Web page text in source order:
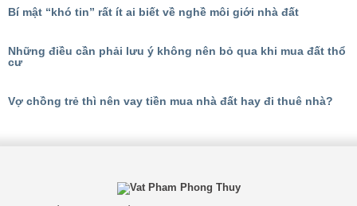
Bí mật “khó tin” rất ít ai biết về nghề môi giới nhà đất
Những điều cần phải lưu ý không nên bỏ qua khi mua đất thổ
cư
Vợ chồng trẻ thì nên vay tiền mua nhà đất hay đi thuê nhà?